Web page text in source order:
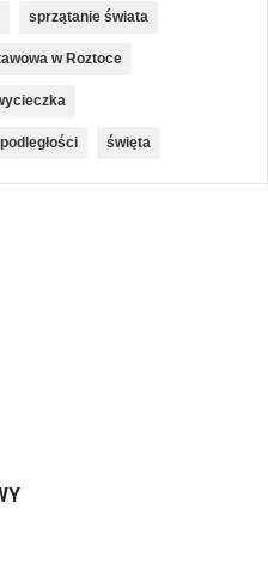
sprzątanie świata
w Roztoce
święta